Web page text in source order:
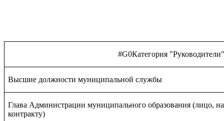
#G0Категория "Руководители"
Высшие должности муниципальной службы
Глава Администрации муниципального образования (лицо,
контракту)